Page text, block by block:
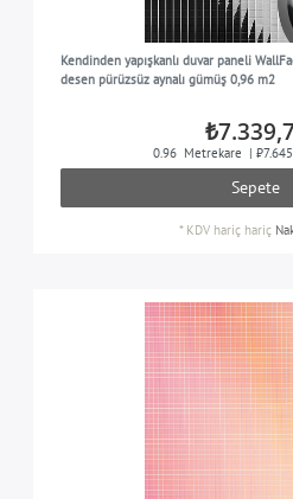
Kendinden yapışkanlı duvar paneli
desen pürüzsüz aynalı gümüş 0,96 m2
0.96 Metrekare |
Sepete
* KDV hariç hariç